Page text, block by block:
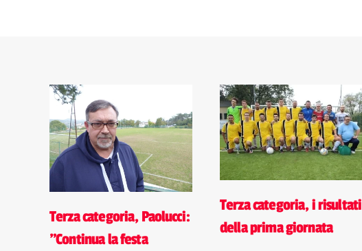
Terza categoria, Paolucci:
"Continua la festa
Terza categoria, i risultati
della prima giornata